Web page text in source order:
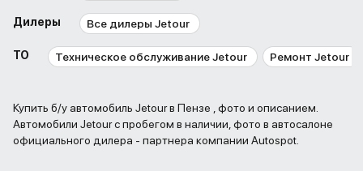
Дилеры Все дилеры Jetour
ТО Техническое обслуживание Jetour Ремонт Jetour
Купить б/у автомобиль Jetour в Пензе , фото и описанием.
Автомобили Jetour с пробегом в наличии, фото в автосалоне
официального дилера - партнера компании Autospot.